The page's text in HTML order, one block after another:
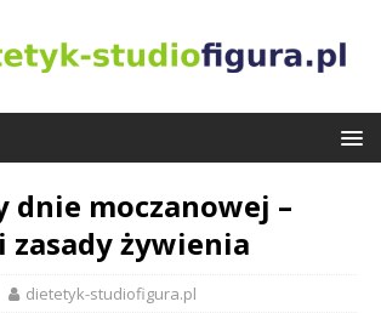
dnie moczanowej –
zasady żywienia
dietetyk-studiofigura.pl